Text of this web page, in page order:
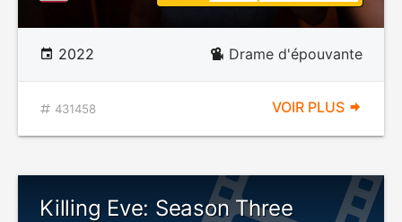
2022 Drame d'épouvante
431458 VOIR PLUS
Killing Eve: Season Three